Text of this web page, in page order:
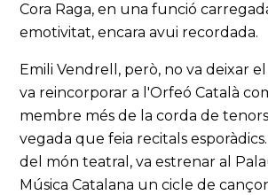
Cora Raga, en una funció
emotivitat, encara avui recordada.
Emili Vendrell, però, no va deixar
va reincorporar a l'Orfeó Català
membre més de la corda de
vegada que feia recitals
del món teatral, va estrenar al
Música Catalana un cicle de